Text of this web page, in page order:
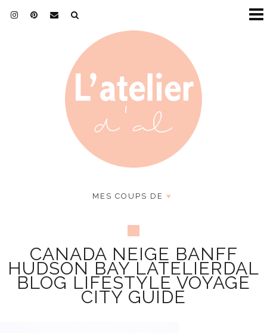
MES COUPS DE ♥
CANADA NEIGE BANFF
HUDSON BAY LATELIERDAL
BLOG LIFESTYLE VOYAGE
CITY GUIDE